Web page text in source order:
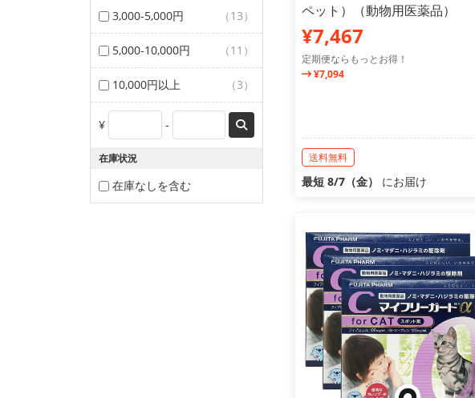
3,000-5,000円 （13）
5,000-10,000円 （11）
10,000円以上 （3）
¥ -
在庫状況
在庫なしを含む
ペット）（動物用医薬品）
¥7,467
定期便ならもっとお得！
¥7,094
送料無料
最短 8/7（金） にお届け